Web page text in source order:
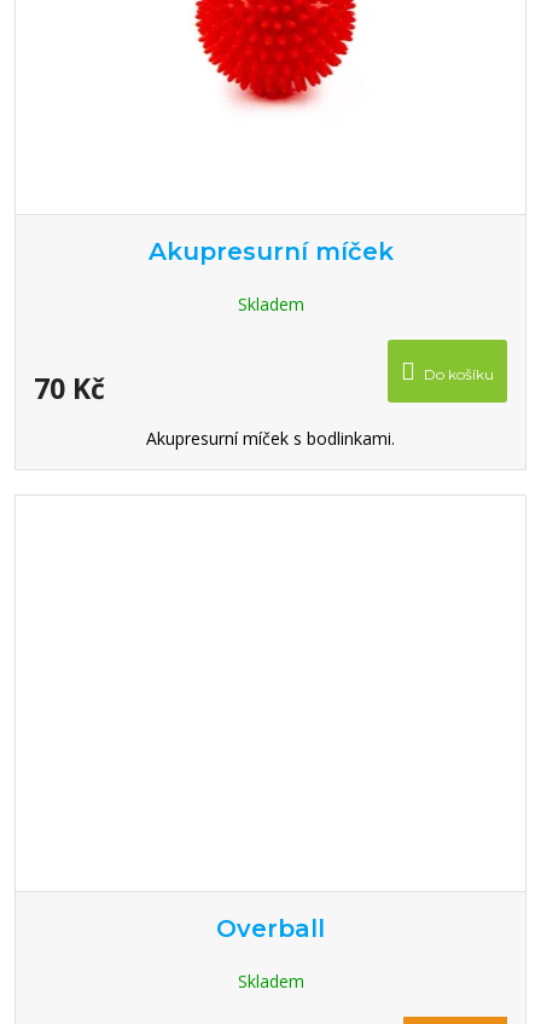
Akupresurní míček
Skladem
70 Kč Do košíku
Akupresurní míček s bodlinkami.
Overball
Skladem